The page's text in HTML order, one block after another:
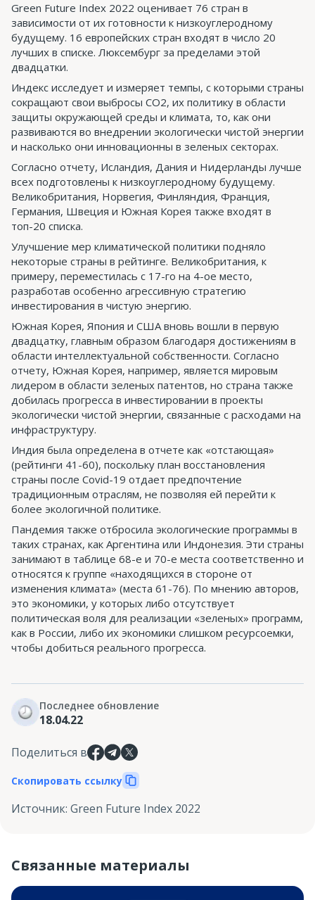
Green Future Index 2022 оценивает 76 стран в
зависимости от их готовности к низкоуглеродному
будущему. 16 европейских стран входят в число 20
лучших в списке. Люксембург за пределами этой
двадцатки.
Индекс исследует и измеряет темпы, с которыми страны
сокращают свои выбросы CO2, их политику в области
защиты окружающей среды и климата, то, как они
развиваются во внедрении экологически чистой энергии
и насколько они инновационны в зеленых секторах.
Согласно отчету, Исландия, Дания и Нидерланды лучше
всех подготовлены к низкоуглеродному будущему.
Великобритания, Норвегия, Финляндия, Франция,
Германия, Швеция и Южная Корея также входят в
топ-20 списка.
Улучшение мер климатической политики подняло
некоторые страны в рейтинге. Великобритания, к
примеру, переместилась с 17-го на 4-ое место,
разработав особенно агрессивную стратегию
инвестирования в чистую энергию.
Южная Корея, Япония и США вновь вошли в первую
двадцатку, главным образом благодаря достижениям в
области интеллектуальной собственности. Согласно
отчету, Южная Корея, например, является мировым
лидером в области зеленых патентов, но страна также
добилась прогресса в инвестировании в проекты
экологически чистой энергии, связанные с расходами на
инфраструктуру.
Индия была определена в отчете как «отстающая»
(рейтинги 41-60), поскольку план восстановления
страны после Covid-19 отдает предпочтение
традиционным отраслям, не позволяя ей перейти к
более экологичной политике.
Пандемия также отбросила экологические программы в
таких странах, как Аргентина или Индонезия. Эти страны
занимают в таблице 68-е и 70-е места соответственно и
относятся к группе «находящихся в стороне от
изменения климата» (места 61-76). По мнению авторов,
это экономики, у которых либо отсутствует
политическая воля для реализации «зеленых» программ,
как в России, либо их экономики слишком ресурсоемки,
чтобы добиться реального прогресса.
Последнее обновление
18.04.22
Поделиться в
Скопировать ссылку
Источник: Green Future Index 2022
Связанные материалы